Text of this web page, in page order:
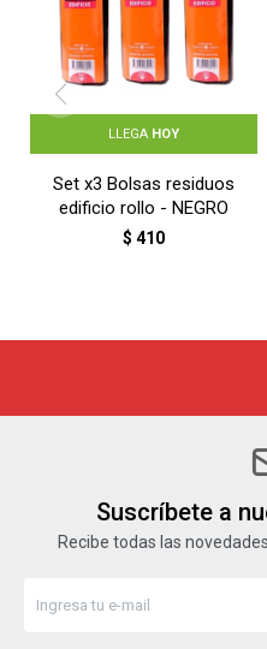
LLEGA HOY
Set x3 Bolsas residuos
edificio rollo - NEGRO
$ 410
Suscríbete a
Recibe todas las